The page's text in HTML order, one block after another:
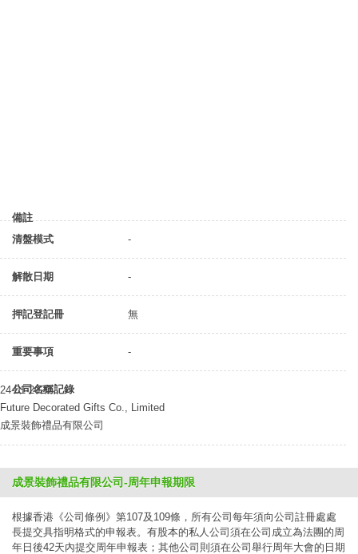
備註
清盤模式
-
解散日期 -
押記登記冊 無
重要事項 -
公司名稱記錄
24-01-2020
Future Decorated Gifts Co., Limited
成景裝飾禮品有限公司
成景裝飾禮品有限公司-周年申報期限
根據香港《公司條例》第107及109條，所有公司每年須向公司註冊處處
長提交具指明格式的申報表。有股本的私人公司須在公司成立為法團的周
年日後42天內提交周年申報表；其他公司則須在公司舉行周年大會的日期